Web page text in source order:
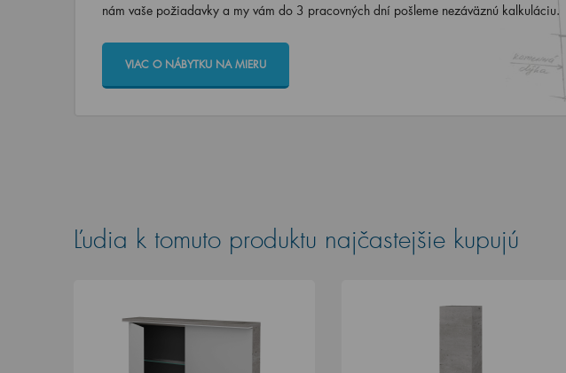
nám vaše požiadavky a my vám do 3 pracovných dní pošleme nezáväznú kalkuláciu.
VIAC O NÁBYTKU NA MIERU
Ľudia k tomuto produktu najčastejšie kupujú